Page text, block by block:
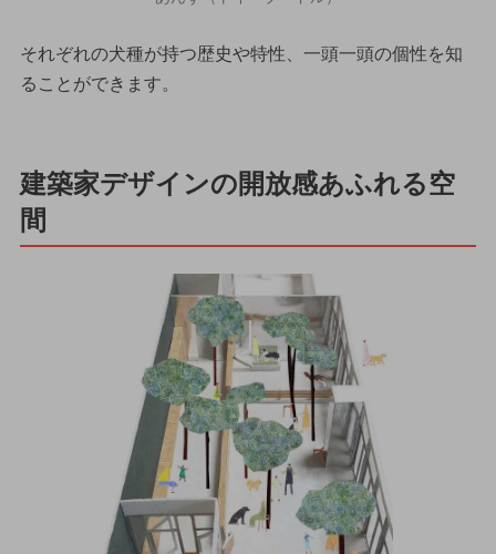
それぞれの犬種が持つ歴史や特性、一頭一頭の個性を知
ることができます。
建築家デザインの開放感あふれる空
間